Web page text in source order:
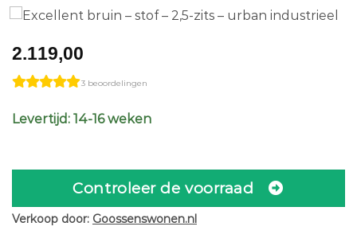
2.119,00
3 beoordelingen
Levertijd: 14-16 weken
Controleer de voorraad
Verkoop door: Goossenswonen.nl